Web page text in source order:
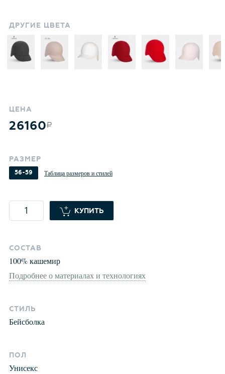
ДРУГИЕ ЦВЕТА
ЦЕНА
26160
РАЗМЕР
56-59 Таблица размеров и стилей
КУПИТЬ
СОСТАВ
100%кашемир
Подробнее о материалах и технологиях
СТИЛЬ
Бейсболка
ПОЛ
Унисекс